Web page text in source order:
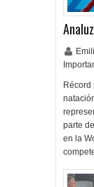
Récord
parte
en la